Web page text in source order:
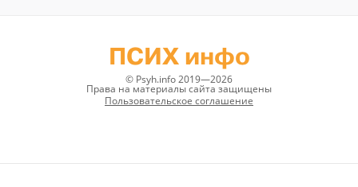
ПСИХ инфо
© Psyh.info 2019—2026
Права на материалы сайта защищены
Пользовательское соглашение